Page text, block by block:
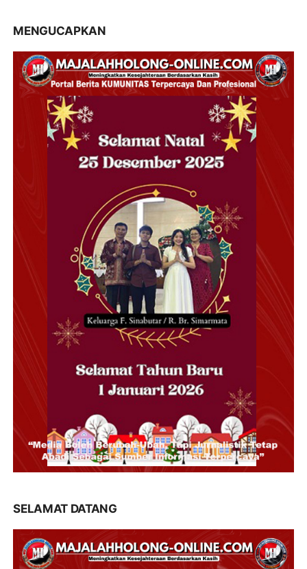
MENGUCAPKAN
SELAMAT DATANG